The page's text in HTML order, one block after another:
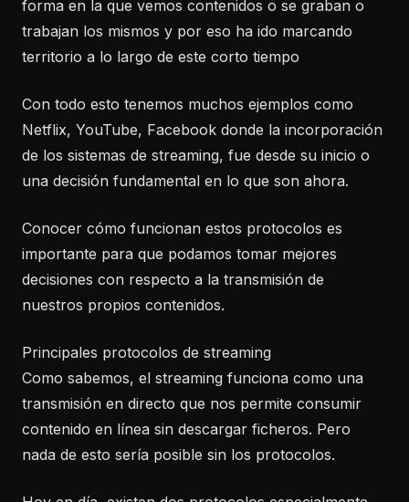
forma en la que vemos contenidos o se graban o
trabajan los mismos y por eso ha ido marcando
territorio a lo largo de este corto tiempo
Con todo esto tenemos muchos ejemplos como
Netflix, YouTube, Facebook donde la incorporación
de los sistemas de streaming, fue desde su inicio o
una decisión fundamental en lo que son ahora.
Conocer cómo funcionan estos protocolos es
importante para que podamos tomar mejores
decisiones con respecto a la transmisión de
nuestros propios contenidos.
Principales protocolos de streaming
Como sabemos, el streaming funciona como una
transmisión en directo que nos permite consumir
contenido en línea sin descargar ficheros. Pero
nada de esto sería posible sin los protocolos.